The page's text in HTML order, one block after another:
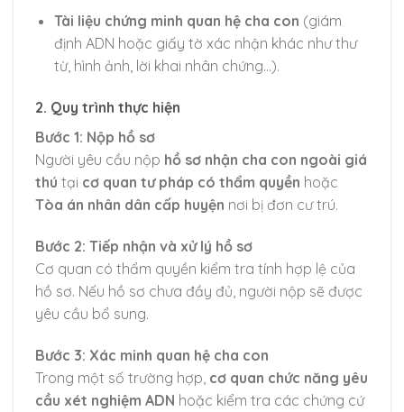
Tài liệu chứng minh quan hệ cha con (giám
định ADN hoặc giấy tờ xác nhận khác như thư
từ, hình ảnh, lời khai nhân chứng…).
2. Quy trình thực hiện
Bước 1: Nộp hồ sơ
Người yêu cầu nộp hồ sơ nhận cha con ngoài giá
thú tại cơ quan tư pháp có thẩm quyền hoặc
Tòa án nhân dân cấp huyện nơi bị đơn cư trú.
Bước 2: Tiếp nhận và xử lý hồ sơ
Cơ quan có thẩm quyền kiểm tra tính hợp lệ của
hồ sơ. Nếu hồ sơ chưa đầy đủ, người nộp sẽ được
yêu cầu bổ sung.
Bước 3: Xác minh quan hệ cha con
Trong một số trường hợp, cơ quan chức năng yêu
cầu xét nghiệm ADN hoặc kiểm tra các chứng cứ